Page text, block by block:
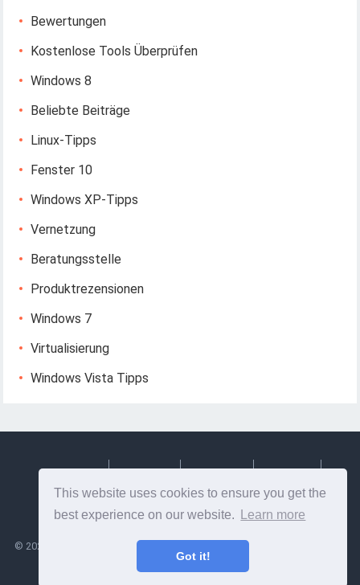
This website uses cookies to ensure you get the
best experience on our website.
Learn more
Got it!
Bewertungen
Kostenlose Tools Überprüfen
Windows 8
Beliebte Beiträge
Linux-Tipps
Fenster 10
Windows XP-Tipps
Vernetzung
Beratungsstelle
Produktrezensionen
Windows 7
Virtualisierung
Windows Vista Tipps
© 2026 Lesptitesaffairesdemayl
- Tipps und nützliche Informationen zu
Webdesign und Webentwicklung!